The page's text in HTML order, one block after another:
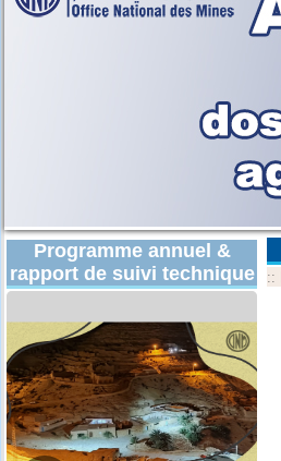
Programme annuel &
rapport de suivi technique
::